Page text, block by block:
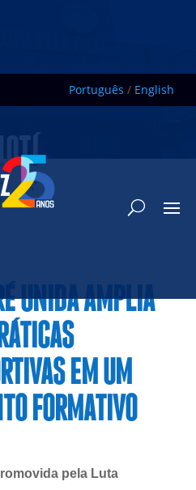
Português / English
NOTÍ
UNIDA AMPLIA
EM UM
FORMATIVO
pela Luta